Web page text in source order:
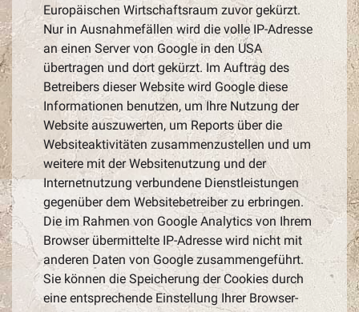
Europäischen Wirtschaftsraum zuvor gekürzt.
Nur in Ausnahmefällen wird die volle IP-Adresse
an einen Server von Google in den USA
übertragen und dort gekürzt. Im Auftrag des
Betreibers dieser Website wird Google diese
Informationen benutzen, um Ihre Nutzung der
Website auszuwerten, um Reports über die
Websiteaktivitäten zusammenzustellen und um
weitere mit der Websitenutzung und der
Internetnutzung verbundene Dienstleistungen
gegenüber dem Websitebetreiber zu erbringen.
Die im Rahmen von Google Analytics von Ihrem
Browser übermittelte IP-Adresse wird nicht mit
anderen Daten von Google zusammengeführt.
Sie können die Speicherung der Cookies durch
eine entsprechende Einstellung Ihrer Browser-